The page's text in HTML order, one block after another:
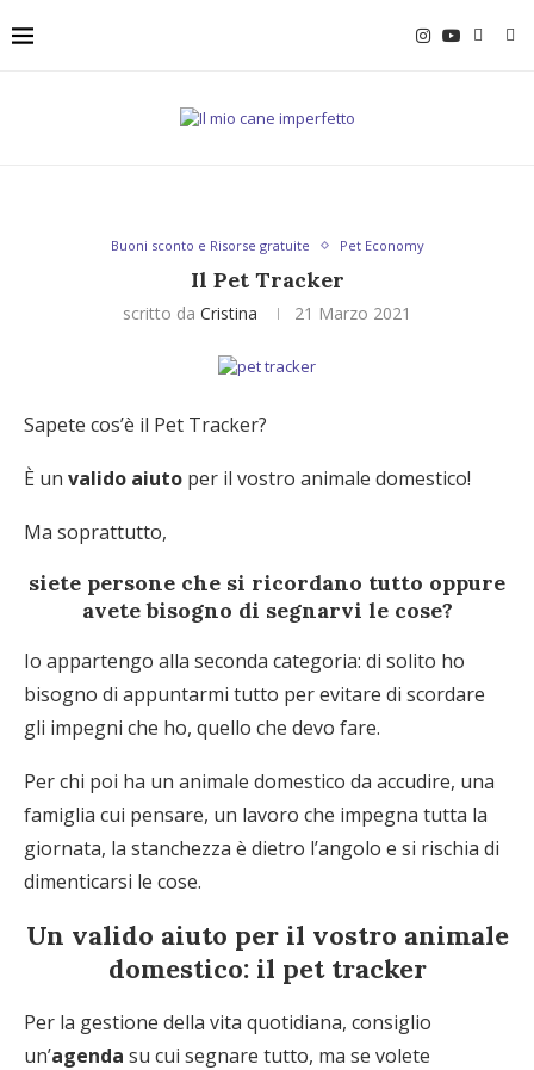
Buoni sconto e Risorse gratuite Pet Economy
Il Pet Tracker
scritto da Cristina 21 Marzo 2021
Sapete cos’è il Pet Tracker?
È un valido aiuto per il vostro animale domestico!
Ma soprattutto,
siete persone che si ricordano tutto oppure
avete bisogno di segnarvi le cose?
Io appartengo alla seconda categoria: di solito ho
bisogno di appuntarmi tutto per evitare di scordare
gli impegni che ho, quello che devo fare.
Per chi poi ha un animale domestico da accudire, una
famiglia cui pensare, un lavoro che impegna tutta la
giornata, la stanchezza è dietro l’angolo e si rischia di
dimenticarsi le cose.
Un valido aiuto per il vostro animale
domestico: il pet tracker
Per la gestione della vita quotidiana, consiglio
un’agenda su cui segnare tutto, ma se volete